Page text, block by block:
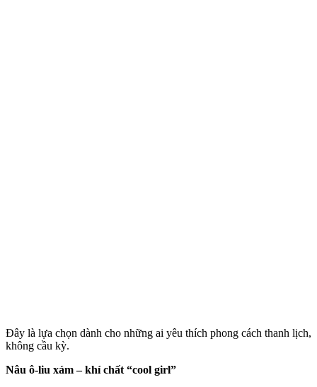
Đây là lựa chọn dành cho những ai yêu thích phong cách thanh lịch,
không cầu kỳ.
Nâu ô-liu xám – khí chất “cool girl”